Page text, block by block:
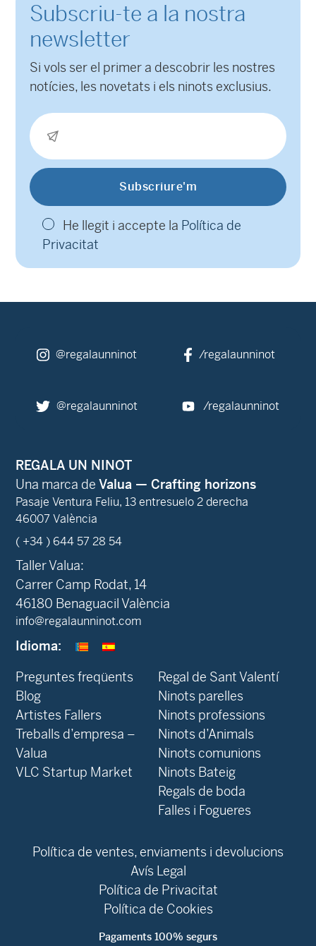
Subscriu-te a la nostra
newsletter
Si vols ser el primer a descobrir les nostres
notícies, les novetats i els ninots exclusius.
He llegit i accepte la Política de
Privacitat
@regalaunninot /regalaunninot
@regalaunninot /regalaunninot
REGALA UN NINOT
Una marca de Valua — Crafting horizons
Pasaje Ventura Feliu, 13 entresuelo 2 derecha
46007 València
( +34 ) 644 57 28 54
Taller Valua:
Carrer Camp Rodat, 14
46180 Benaguacil València
info@regalaunninot.com
Idioma:
Preguntes freqüents
Blog
‍Artistes Fallers
Treballs d’empresa –
Valua
VLC Startup Market
Regal de Sant Valentí
Ninots parelles
Ninots professions
Ninots d’Animals
Ninots comunions
Ninots Bateig
Regals de boda
Falles i Fogueres
Política de ventes, enviaments i devolucions
Avís Legal
Política de Privacitat
Política de Cookies
Pagaments 100% segurs